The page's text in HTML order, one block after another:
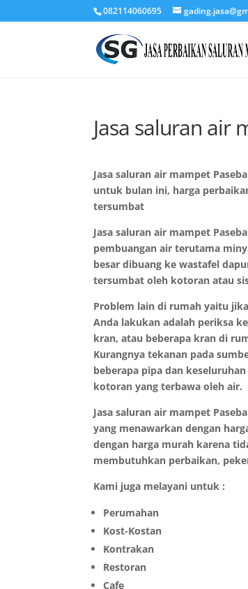
082114060695
Jasa saluran air
Jasa saluran air mampet
untuk bulan ini, harga
tersumbat
Jasa saluran air mampet
pembuangan air terutama
besar dibuang ke wastafel
tersumbat oleh kotoran atau
Problem lain di rumah yaitu
Anda lakukan adalah periksa
kran, atau beberapa kran di
Kurangnya tekanan pada
beberapa pipa dan
kotoran yang terbawa oleh air.
Jasa saluran air mampet
yang menawarkan dengan
dengan harga murah karena
membutuhkan perbaikan,
Kami juga melayani untuk :
Perumahan
Kost-Kostan
Kontrakan
Restoran
Cafe